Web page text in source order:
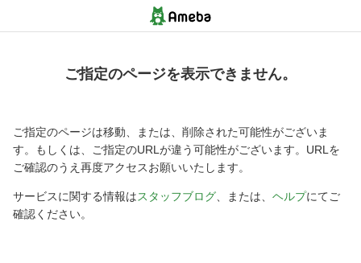
ご指定のページを表示できません。
ご指定のページは移動、または、削除された可能性がございま
す。もしくは、ご指定のURLが違う可能性がございます。URLを
ご確認のうえ再度アクセスお願いいたします。
サービスに関する情報はスタッフブログ 、または、 ヘルプにてご
確認ください。